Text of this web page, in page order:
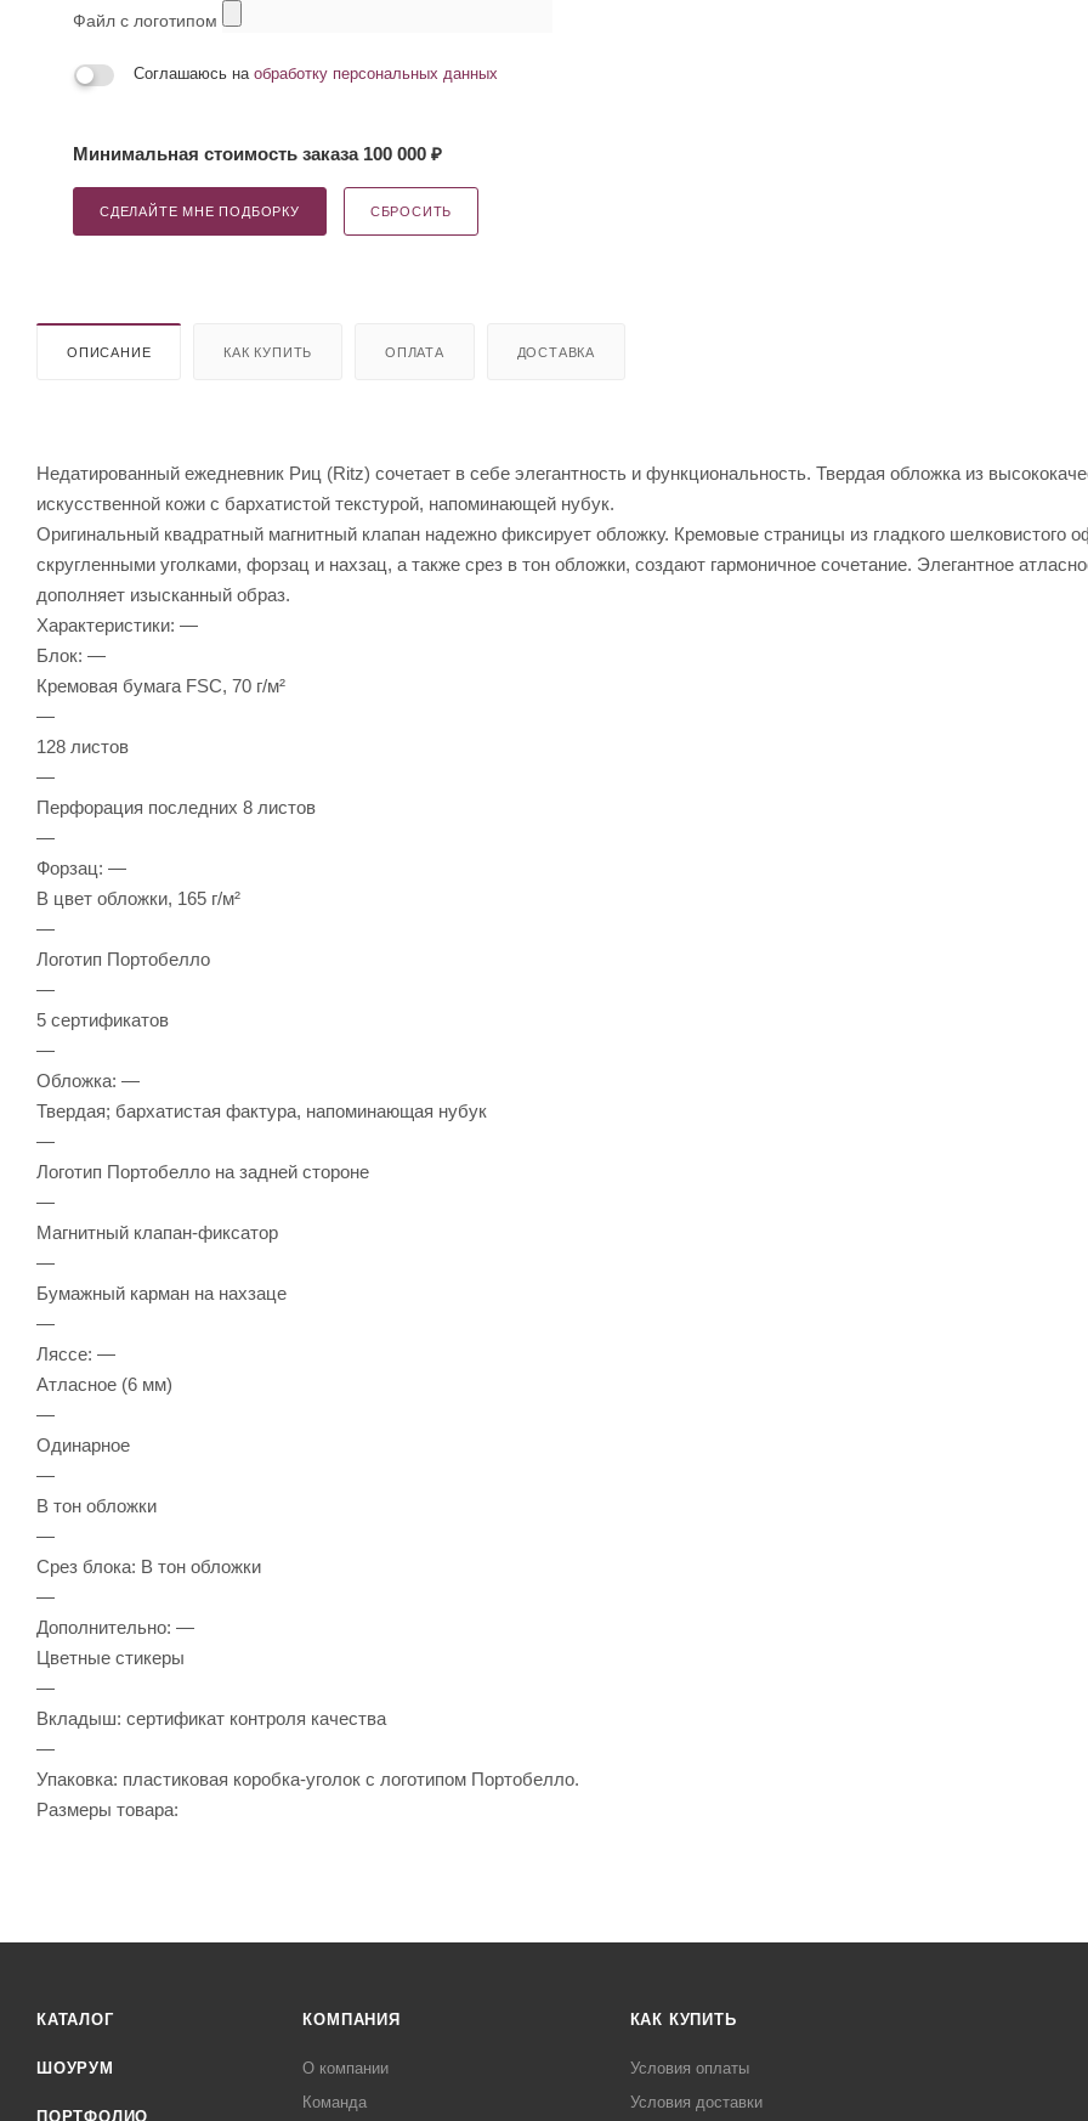
Файл с логотипом
Соглашаюсь на обработку персональных данных
Минимальная стоимость заказа 100 000 ₽
СДЕЛАЙТЕ МНЕ ПОДБОРКУ СБРОСИТЬ
ОПИСАНИЕ КАК КУПИТЬ ОПЛАТА ДОСТАВКА
Недатированный ежедневник Риц (Ritz) сочетает в себе элегантность и функциональность. Твердая обложка из
искусственной кожи с бархатистой текстурой, напоминающей нубук.
Оригинальный квадратный магнитный клапан надежно фиксирует обложку. Кремовые страницы из гладкого шелковистого
скругленными уголками, форзац и нахзац, а также срез в тон обложки, создают гармоничное сочетание. Элегантное
дополняет изысканный образ.
Характеристики: —
Блок: —
Кремовая бумага FSC, 70 г/м²
—
128 листов
—
Перфорация последних 8 листов
—
Форзац: —
В цвет обложки, 165 г/м²
—
Логотип Портобелло
—
5 сертификатов
—
Обложка: —
Твердая; бархатистая фактура, напоминающая нубук
—
Логотип Портобелло на задней стороне
—
Магнитный клапан-фиксатор
—
Бумажный карман на нахзаце
—
Ляссе: —
Атласное (6 мм)
—
Одинарное
—
В тон обложки
—
Срез блока: В тон обложки
—
Дополнительно: —
Цветные стикеры
—
Вкладыш: сертификат контроля качества
—
Упаковка: пластиковая коробка-уголок с логотипом Портобелло.
Размеры товара:
КАТАЛОГ
ШОУРУМ
ПОРТФОЛИО
КОМПАНИЯ
О компании
Команда
КАК КУПИТЬ
Условия оплаты
Условия доставки